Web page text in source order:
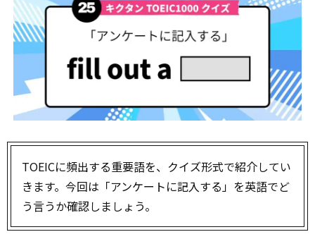
TOEICに頻出する重要語を、クイズ形式で紹介してい
きます。今回は「アンケートに記入する」を英語でど
う言うか確認しましょう。